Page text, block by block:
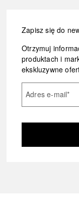
Zapisz się do
Otrzymuj
produktach i
ekskluzywne
Adres e-mail*